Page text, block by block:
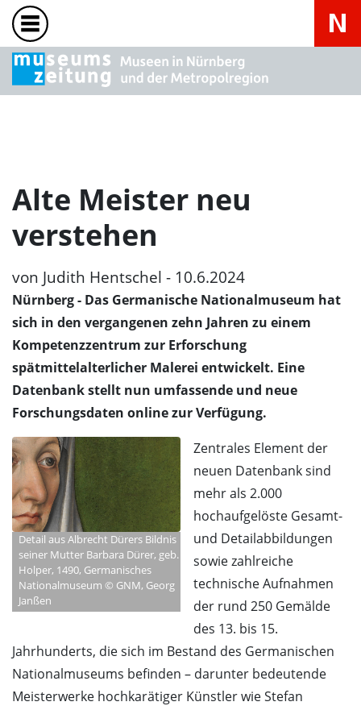
Alte Meister neu
verstehen
von Judith Hentschel - 10.6.2024
Nürnberg- Das Germanische Nationalmuseum hat
sich in den vergangenen zehn Jahren zu einem
Kompetenzzentrum zur Erforschung
spätmittelalterlicher Malerei entwickelt. Eine
Datenbank stellt nun umfassende und neue
Forschungsdaten online zur Verfügung.
Detail aus Albrecht Dürers Bildnis
seiner Mutter Barbara Dürer, geb.
Holper, 1490, Germanisches
Nationalmuseum © GNM, Georg
Janßen
Zentrales Element der
neuen Datenbank sind
mehr als 2.000
hochaufgelöste Gesamt-
und Detailabbildungen
sowie zahlreiche
technische Aufnahmen
der rund 250 Gemälde
des 13. bis 15.
Jahrhunderts, die sich im Bestand des Germanischen
Nationalmuseums befinden – darunter bedeutende
Meisterwerke hochkarätiger Künstler wie Stefan